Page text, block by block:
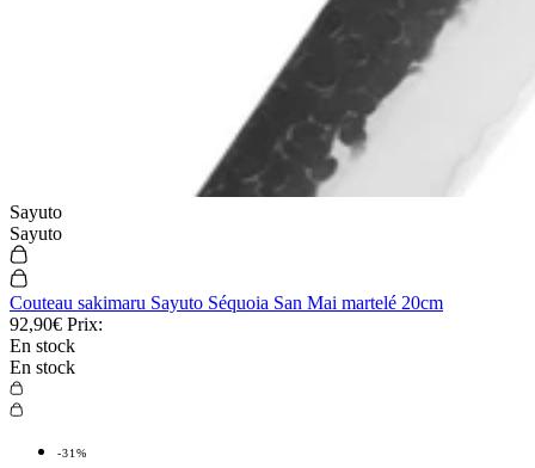
Sayuto
Sayuto
Couteau sakimaru Sayuto Séquoia San Mai martelé 20cm
92,90€ Prix:
En stock
En stock
-31%